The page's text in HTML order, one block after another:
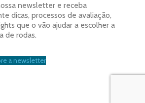
newsletter e receba
dicas, processos de avaliação,
que o vão ajudar a escolher a
de rodas.
a newsletter